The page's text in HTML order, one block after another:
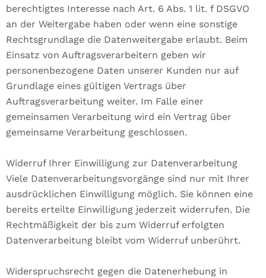
berechtigtes Interesse nach Art. 6 Abs. 1 lit. f DSGVO
an der Weitergabe haben oder wenn eine sonstige
Rechtsgrundlage die Datenweitergabe erlaubt. Beim
Einsatz von Auftragsverarbeitern geben wir
personenbezogene Daten unserer Kunden nur auf
Grundlage eines gültigen Vertrags über
Auftragsverarbeitung weiter. Im Falle einer
gemeinsamen Verarbeitung wird ein Vertrag über
gemeinsame Verarbeitung geschlossen.
Widerruf Ihrer Einwilligung zur Datenverarbeitung
Viele Datenverarbeitungsvorgänge sind nur mit Ihrer
ausdrücklichen Einwilligung möglich. Sie können eine
bereits erteilte Einwilligung jederzeit widerrufen. Die
Rechtmäßigkeit der bis zum Widerruf erfolgten
Datenverarbeitung bleibt vom Widerruf unberührt.
Widerspruchsrecht gegen die Datenerhebung in